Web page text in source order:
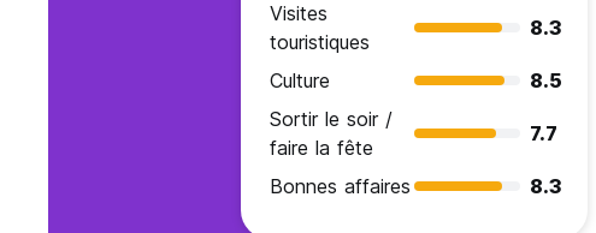
Visites
touristiques
8.3
Culture
8.5
Sortir le soir /
faire la fête
7.7
Bonnes affaires 8.3